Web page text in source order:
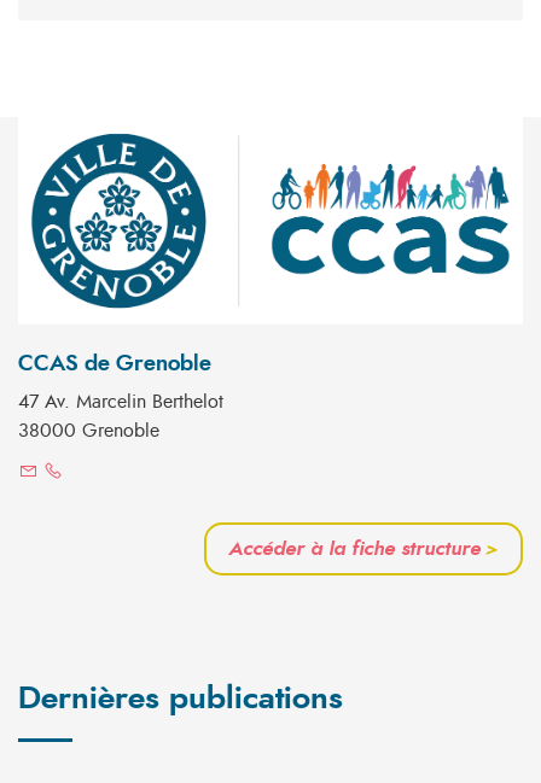
CCAS de Grenoble
47 Av. Marcelin Berthelot
38000 Grenoble
Accéder à la fiche structure>
Dernières publications